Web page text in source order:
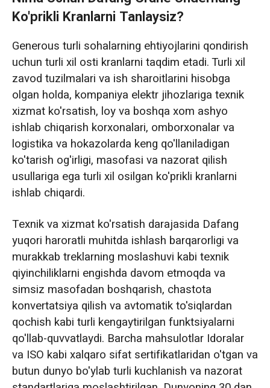
Ko'prikli Kranlarni Tanlaysiz?
Generous turli sohalarning ehtiyojlarini qondirish
uchun turli xil osti kranlarni taqdim etadi. Turli xil
zavod tuzilmalari va ish sharoitlarini hisobga
olgan holda, kompaniya elektr jihozlariga texnik
xizmat ko'rsatish, loy va boshqa xom ashyo
ishlab chiqarish korxonalari, omborxonalar va
logistika va hokazolarda keng qo'llaniladigan
ko'tarish og'irligi, masofasi va nazorat qilish
usullariga ega turli xil osilgan ko'prikli kranlarni
ishlab chiqardi.
Texnik va xizmat ko'rsatish darajasida Dafang
yuqori haroratli muhitda ishlash barqarorligi va
murakkab treklarning moslashuvi kabi texnik
qiyinchiliklarni engishda davom etmoqda va
simsiz masofadan boshqarish, chastota
konvertatsiya qilish va avtomatik to'siqlardan
qochish kabi turli kengaytirilgan funktsiyalarni
qo'llab-quvvatlaydi. Barcha mahsulotlar Idoralar
va ISO kabi xalqaro sifat sertifikatlaridan o'tgan va
butun dunyo bo'ylab turli kuchlanish va nazorat